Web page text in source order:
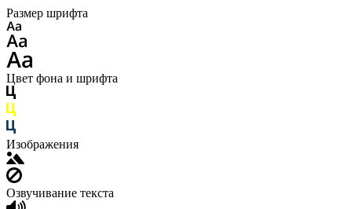
Размер шрифта
Цвет фона и шрифта
Изображения
Озвучивание текста